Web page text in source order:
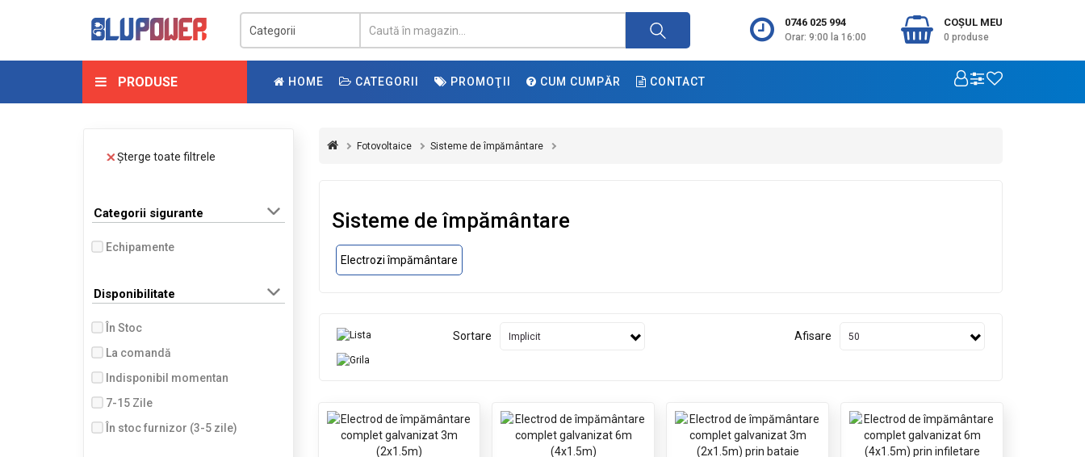
0746 025 994
Orar: 9:00 la 16:00
COŞUL MEU
0 produse
PRODUSE HOME CATEGORII PROMOŢII CUM CUMPĂR CONTACT
Șterge toate filtrele
Categorii sigurante
Echipamente
Disponibilitate
În Stoc
La comandă
Indisponibil momentan
7-15 Zile
În stoc furnizor (3-5 zile)
Fotovoltaice Sisteme de împământare
Sisteme de împământare
Electrozi împământare
Sortare Afisare